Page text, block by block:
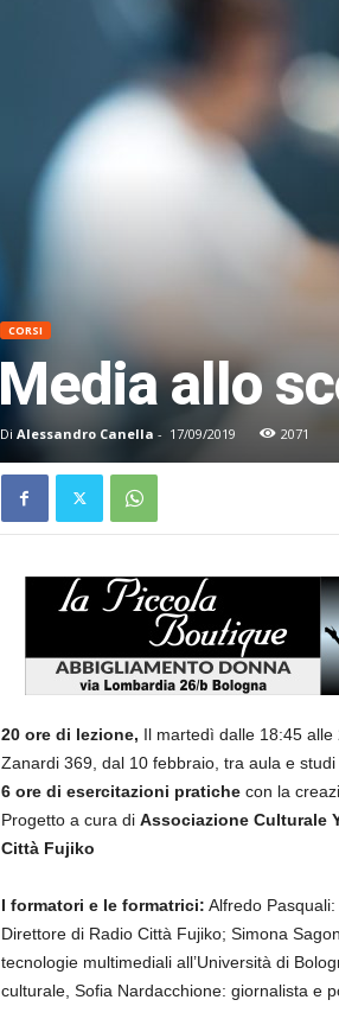
CORSI
Media allo
Di Alessandro Canella - 17/09/2019 2071
20 ore di lezione, Il martedì dalle 18:45
Zanardi 369, dal 10 febbraio, tra aula e
6 ore di esercitazioni pratichecon la
Progetto a cura di Associazione Culturale
Città Fujiko
I formatori e le formatrici: Alfredo
Direttore di Radio Città Fujiko; Simona
tecnologie multimediali all’Università di
culturale, Sofia Nardacchione: giornalista e